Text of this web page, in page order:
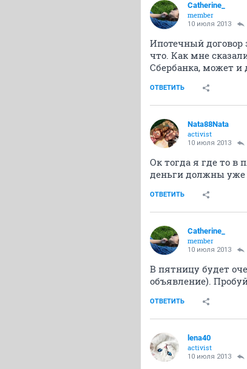
Catherine_
member
10 июля 2013
Ипотечный договор
что. Как мне
Сбербанка, может и
ОТВЕТИТЬ
Nata88Nata
activist
10 июля 2013
Ок тогда я где то в
деньги должны уже
ОТВЕТИТЬ
Catherine_
member
10 июля 2013
В пятницу будет
объявление).
ОТВЕТИТЬ
lena40
activist
10 июля 2013